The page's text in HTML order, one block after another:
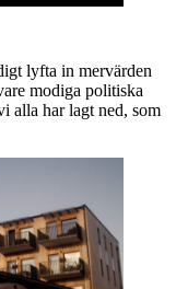
lyfta in mervärden
modiga politiska
alla har lagt ned, som